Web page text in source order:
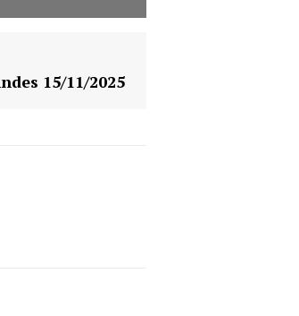
15/11/2025